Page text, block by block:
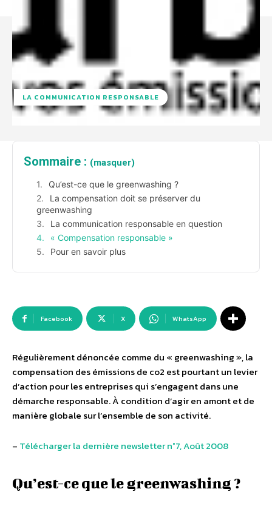
LA COMMUNICATION RESPONSABLE
Sommaire : (masquer)
Qu’est-ce que le greenwashing ?
La compensation doit se préserver du
greenwashing
La communication responsable en question
« Compensation responsable »
Pour en savoir plus
Facebook X WhatsApp
Régulièrement dénoncée comme du « greenwashing », la
compensation des émissions de co2 est pourtant un levier
d’action pour les entreprises qui s’engagent dans une
démarche responsable. À condition d’agir en amont et de
manière globale sur l’ensemble de son activité.
– Télécharger la dernière newsletter n°7, Août 2008
Qu’est-ce que le greenwashing ?